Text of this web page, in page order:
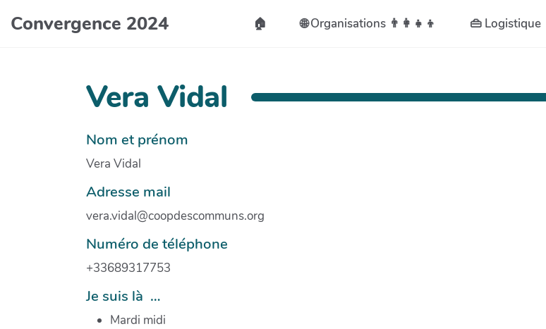
Convergence 2024 🏠️ 🌐 Organisations 👨👩👧👦 👜 Logistique
Vera Vidal
Nom et prénom
Vera Vidal
Adresse mail
vera.vidal@coopdescommuns.org
Numéro de téléphone
+33689317753
Je suis là …
Mardi midi